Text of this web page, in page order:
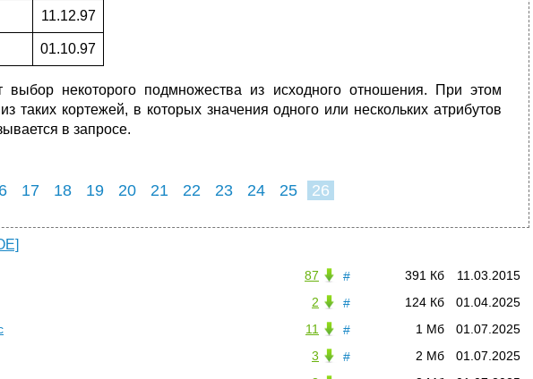
11.12.97
01.10.97
выбор некоторого подмножества из исходного отношения. При этом
таких кортежей, в которых значения одного или нескольких атрибутов
в запросе.
17 18 19 20 21 22 23 24 25 26
# 11.03.2015
391 Кб
87
#
01.04.2025
124 Кб
2
#
01.07.2025
1 Мб
11
#
01.07.2025
2 Мб
3